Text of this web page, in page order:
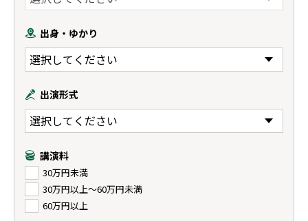
出身・ゆかり
出演形式
講演料
30万円未満
30万円以上〜60万円未満
60万円以上